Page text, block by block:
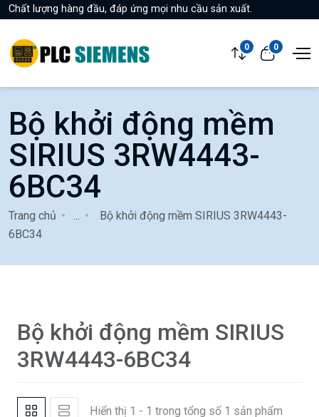
Chất lượng hàng đầu, đáp ứng mọi nhu cầu sản xuất.
0 0
Bộ khởi động mềm
SIRIUS 3RW4443-
6BC34
Trang chủ
Bộ khởi động mềm SIRIUS 3RW4443-
6BC34
Bộ khởi động mềm SIRIUS
3RW4443-6BC34
Hiển thị 1 - 1 trong tổng số 1 sản phẩm